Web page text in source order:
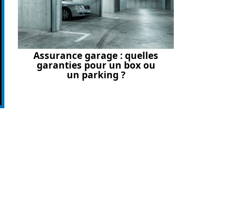
Assurance garage : quelles
garanties pour un box ou
un parking ?